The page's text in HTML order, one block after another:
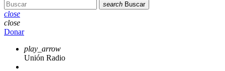
search Buscar
close
close
Donar
play_arrow
Unión Radio